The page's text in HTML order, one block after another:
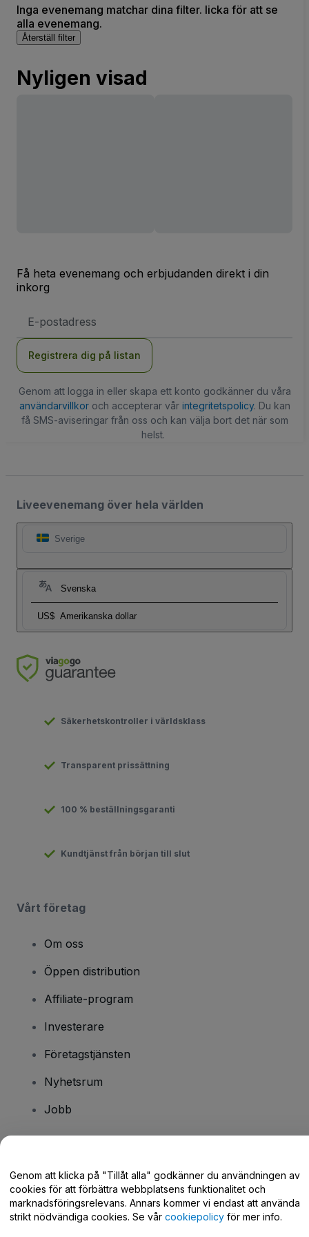
Inga evenemang matchar dina filter. licka för att se
alla evenemang.
Återställ filter
Nyligen visad
Få heta evenemang och erbjudanden direkt i din
inkorg
postadress
Registrera dig på listan
Genom att logga in eller skapa ett konto godkänner du våra
användarvillkoroch accepterar vår integritetspolicy. Du kan
få SMS-aviseringar från oss och kan välja bort det när som
helst.
Liveevenemang över hela världen
Sverige
Svenska
US$ Amerikanska dollar
Säkerhetskontroller i världsklass
Transparent prissättning
100 % beställningsgaranti
Kundtjänst från början till slut
Vårt företag
Om oss
Öppen distribution
Affiliate-program
Investerare
Företagstjänsten
Nyhetsrum
Jobb
Hjälpcenter / Kontakta oss
Genom att klicka på "Tillåt alla" godkänner du användningen av
cookies för att förbättra webbplatsens funktionalitet och
marknadsföringsrelevans. Annars kommer vi endast att använda
strikt nödvändiga cookies. Se vår cookiepolicy för mer info.